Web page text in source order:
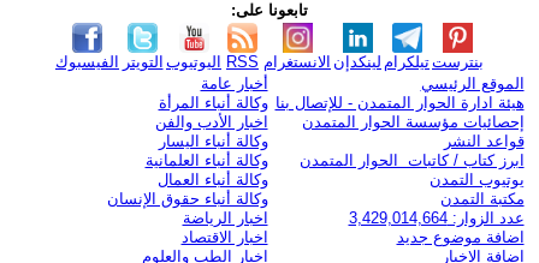
تابعونا على:
الفيسبوك التويتر اليوتيوب RSS الانستغرام لينكدإن تيلكرامبنترست
الموقع الرئيسي
هيئة ادارة الحوار المتمدن - للإتصال بنا
إحصائيات مؤسسة الحوار المتمدن
قواعد النشر
ابرز كتاب / كاتبات الحوار المتمدن
يوتيوب التمدن
مكتبة التمدن
عدد الزوار: 3,429,014,664
اضافة موضوع جديد
اضافة الاخبار
أخبار عامة
وكالة أنباء المرأة
اخبار الأدب والفن
وكالة أنباء اليسار
وكالة أنباء العلمانية
وكالة أنباء العمال
وكالة أنباء حقوق الإنسان
اخبار الرياضة
اخبار الاقتصاد
اخبار الطب والعلوم